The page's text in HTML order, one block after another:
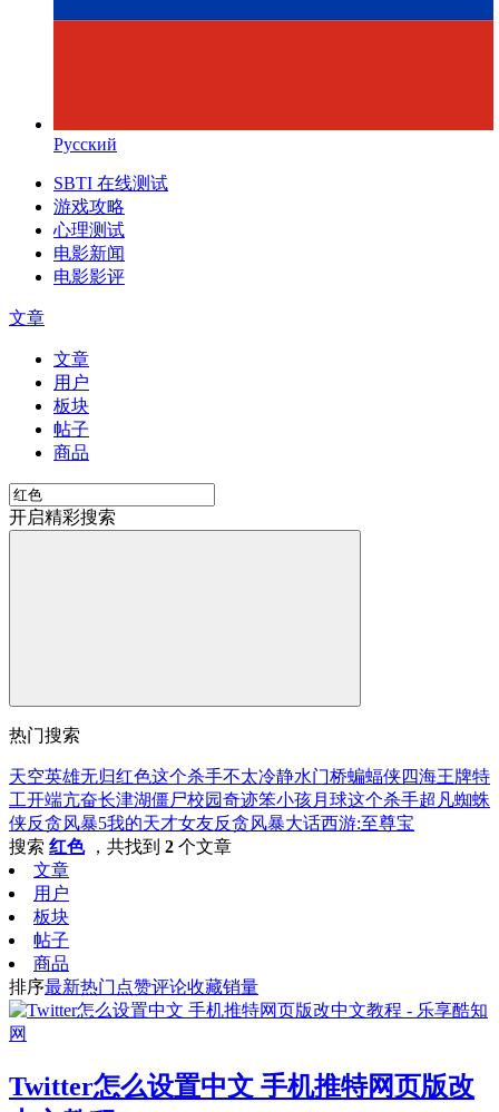
Русский
SBTI 在线测试
游戏攻略
心理测试
电影新闻
电影影评
文章
文章
用户
板块
帖子
商品
开启精彩搜索
热门搜索
天空英雄无归红色这个杀手不太冷静水门桥蝙蝠侠四海王牌特
工开端亢奋长津湖僵尸校园奇迹笨小孩月球这个杀手超凡蜘蛛
侠反贪风暴5我的天才女友反贪风暴大话西游:至尊宝
搜索 红色，共找到 2 个文章
文章
用户
板块
帖子
商品
排序最新热门 点赞评论收藏销量
Twitter怎么设置中文 手机推特网页版改